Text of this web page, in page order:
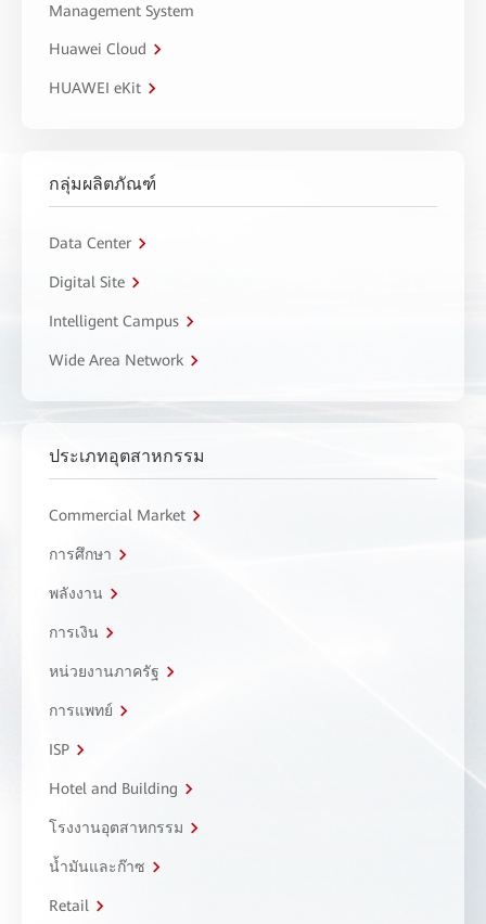
Management System
Huawei Cloud
HUAWEI eKit
กลุ่มผลิตภัณฑ์
Data Center
Digital Site
Intelligent Campus
Wide Area Network
ประเภทอุตสาหกรรม
Commercial Market
การศึกษา
พลังงาน
การเงิน
หน่วยงานภาครัฐ
การแพทย์
ISP
Hotel and Building
โรงงานอุตสาหกรรม
น้ำมันและก๊าซ
Retail